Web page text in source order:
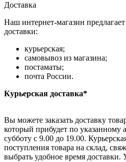
Доставка
Наш интернет-магазин
доставки:
курьерская;
самовывоз из магазина;
постаматы;
почта России.
Курьерская доставка*
Вы можете заказать доставку
который прибудет по указанному
субботу с 9.00 до 19.00.
поступления товара на склад,
выбрать удобное время доставки.